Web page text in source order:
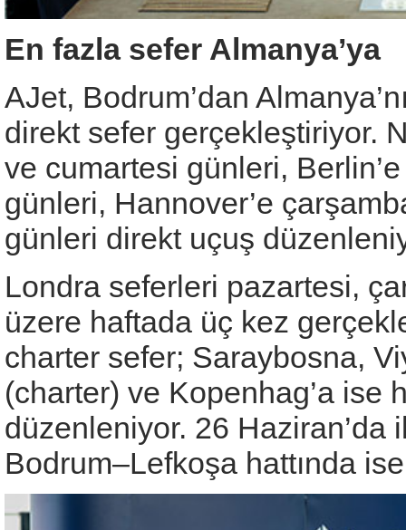
En fazla sefer Almanya’ya
AJet, Bodrum’dan
direkt sefer gerçekleştiriyor.
ve cumartesi günleri,
günleri, Hannover’e
günleri direkt uçuş
Londra seferleri pazartesi,
üzere haftada üç kez
charter sefer; Saraybosna,
(charter) ve Kopenhag’a ise
düzenleniyor. 26
Bodrum–Lefkoşa hattında ise